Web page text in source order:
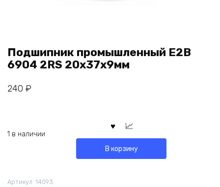
Подшипник промышленный E2B
6904 2RS 20x37x9мм
240 ₽
1 в наличии
В корзину
Артикул: 14093